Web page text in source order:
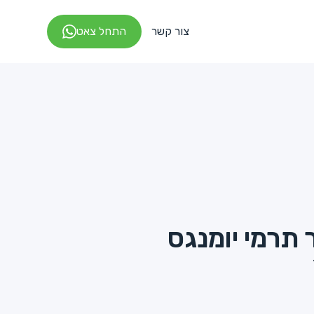
צור קשר התחל צאט
תרמי יומנגס